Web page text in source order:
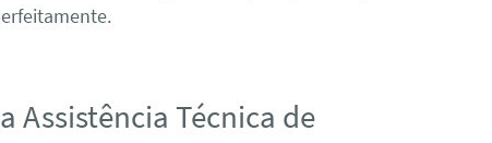
Assistência Técnica de